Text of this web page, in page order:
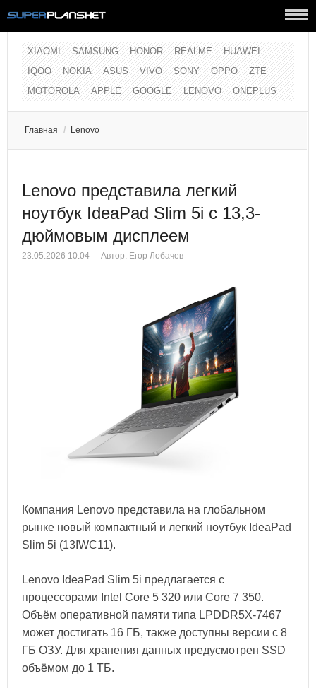
XIAOMI SAMSUNG HONOR REALME
HUAWEI
IQOO
NOKIA ASUS VIVO SONY OPPO
ZTE
MOTOROLA
APPLE GOOGLE LENOVO ONEPLUS
Главная / Lenovo
Lenovo представила легкий
ноутбук IdeaPad Slim 5i с 13,3-
дюймовым дисплеем
23.05.2026 10:04 Автор: Егор Лобачев
Компания Lenovo представила на глобальном
рынке новый компактный и легкий ноутбук IdeaPad
Slim 5i (13IWC11).
Lenovo IdeaPad Slim 5i предлагается с
процессорами Intel Core 5 320 или Core 7 350.
Объём оперативной памяти типа LPDDR5X-7467
может достигать 16 ГБ, также доступны версии с 8
ГБ ОЗУ. Для хранения данных предусмотрен SSD
объёмом до 1 ТБ.